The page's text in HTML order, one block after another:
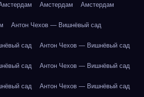
Амстердам Амстердам
Антон Чехов — Вишнёвый сад
сад Антон Чехов — Вишнёвый сад
сад Антон Чехов — Вишнёвый сад
сад Антон Чехов — Вишнёвый сад